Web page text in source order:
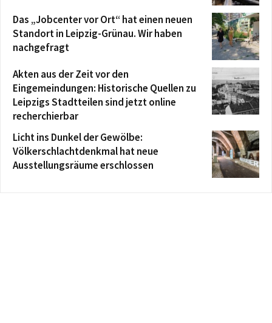
Das „Jobcenter vor Ort“ hat einen neuen
Standort in Leipzig-Grünau. Wir haben
nachgefragt
Akten aus der Zeit vor den
Eingemeindungen: Historische Quellen zu
Leipzigs Stadtteilen sind jetzt online
recherchierbar
Licht ins Dunkel der Gewölbe:
Völkerschlachtdenkmal hat neue
Ausstellungsräume erschlossen